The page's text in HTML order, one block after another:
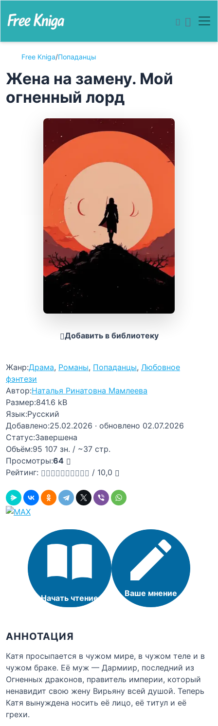
Free Kniga/Попаданцы
Жена на замену. Мой
огненный лорд
Добавить в библиотеку
Жанр:Драма, Романы, Попаданцы, Любовное
фэнтези
Автор:Наталья Ринатовна Мамлеева
Размер:841.6 kB
Язык:Русский
Добавлено:25.02.2026 · обновлено 02.07.2026
Статус:Завершена
Объём:95 107 зн. / ~37 стр.
Просмотры:64
Рейтинг:
/ 10,0
Начать чтение Ваше мнение
АННОТАЦИЯ
Катя просыпается в чужом мире, в чужом теле и в
чужом браке. Её муж — Дармиир, последний из
Огненных драконов, правитель империи, который
ненавидит свою жену Вирьяну всей душой. Теперь
Катя вынуждена носить её лицо, её титул и её
грехи.